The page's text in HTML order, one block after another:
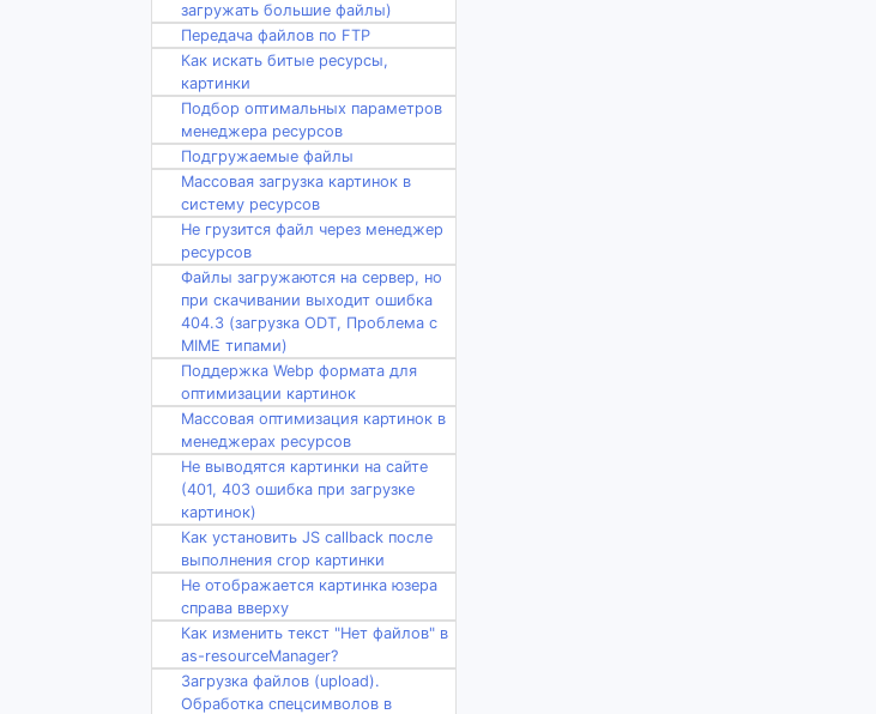
загружать большие файлы)
Передача файлов по FTP
Как искать битые ресурсы,
картинки
Подбор оптимальных параметров
менеджера ресурсов
Подгружаемые файлы
Массовая загрузка картинок в
систему ресурсов
Не грузится файл через менеджер
ресурсов
Файлы загружаются на сервер, но
при скачивании выходит ошибка
404.3 (загрузка ODT, Проблема с
MIME типами)
Поддержка Webp формата для
оптимизации картинок
Массовая оптимизация картинок в
менеджерах ресурсов
Не выводятся картинки на сайте
(401, 403 ошибка при загрузке
картинок)
Как установить JS callback после
выполнения crop картинки
Не отображается картинка юзера
справа вверху
Как изменить текст "Нет файлов" в
as-resourceManager?
Загрузка файлов (upload).
Обработка спецсимволов в